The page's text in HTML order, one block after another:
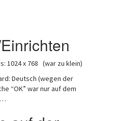
1024 x 768 (war zu klein)
Deutsch (wegen der
“OK” war nur auf dem